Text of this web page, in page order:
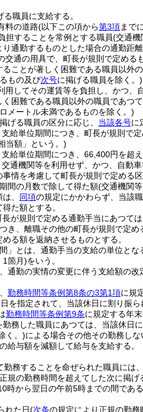
職員に支給する。
料の道路(以下この項から第3項まで
担することを常例とする職員(交通機
通勤するものとした場合の通勤距
交通の用具で、町長が規則で定める
ことが著しく困難である職員以外
もの及び次号に掲げる職員を除く。)
用してその運賃等を負担し、かつ、
困難である職員以外の職員であつ
メートル未満であるものを除く。)
げる職員の区分に応じ、 当該各号に
給単位期間につき、町長が規則で
当額」という。)
給単位期間につき、66,400円を超
通機関等を利用せず、かつ、自動
情を考慮して町長が規則で定める区
間の月数で除して得た額(交通機関
、 同項の規定にかかわらず、当該
た額とする。
長が規則で定める通勤手当にあつて
き、離職その他の町長が規則で定
る額を返納させるものとする。
」とは、通勤手当の支給の単位と
1箇月)をいう。
通勤の実情の変更に伴う支給額の
勤務時間等条例第8条の3第1項に規
を指定されて、当該休日に割り振
勤務時間等条例第9条に規定する年
務した職員にあつては、当該休日
く。)による場合その他その勤務し
給与額を減額して給与を支給する。
務することを命ぜられた職員には
規の勤務時間を超えてした次に掲
時から翌日の午前5時までの間であ
れた日(次条の規定により正規の勤務